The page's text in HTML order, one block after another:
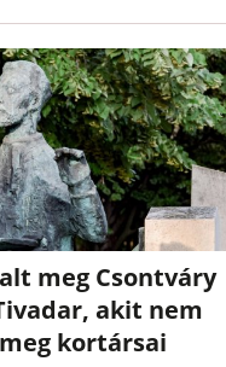
meg Csontváry
akit nem
kortársai